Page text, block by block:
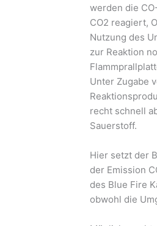
werden die
CO2 reagiert,
Nutzung des
zur Reaktion
Unter Zugabe
recht schnell
Sauerstoff.
Hier setzt der
der Emission
des Blue Fire
obwohl die